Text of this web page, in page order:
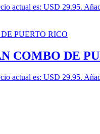
actual es: USD 29.95.
COMBO DE
actual es: USD 29.95.